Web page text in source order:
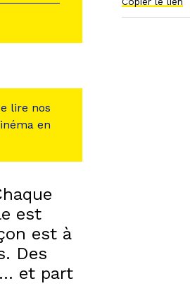
lire nos
en
est
est à
Des
et part